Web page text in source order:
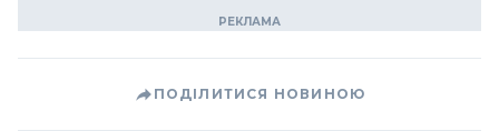
ПОДІЛИТИСЯ НОВИНОЮ